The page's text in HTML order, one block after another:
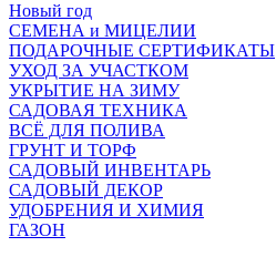
Новый год
СЕМЕНА и МИЦЕЛИИ
ПОДАРОЧНЫЕ СЕРТИФИКАТЫ
УХОД ЗА УЧАСТКОМ
УКРЫТИЕ НА ЗИМУ
САДОВАЯ ТЕХНИКА
ВСЁ ДЛЯ ПОЛИВА
ГРУНТ И ТОРФ
САДОВЫЙ ИНВЕНТАРЬ
САДОВЫЙ ДЕКОР
УДОБРЕНИЯ И ХИМИЯ
ГАЗОН